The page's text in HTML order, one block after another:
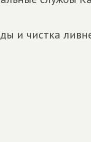
и чистка